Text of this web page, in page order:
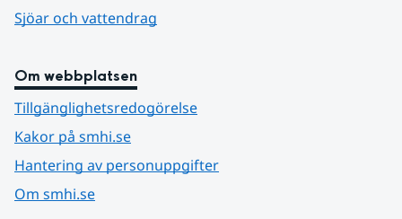
Sjöar och vattendrag
Om webbplatsen
Tillgänglighetsredogörelse
Kakor på smhi.se
Hantering av personuppgifter
Om smhi.se